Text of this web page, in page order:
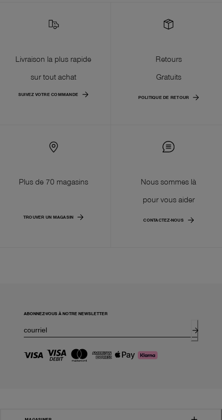
Livraison la plus rapide
sur tout achat
SUIVEZ VOTRE COMMANDE
Retours
Gratuits
POLITIQUE DE RETOUR
Plus de 70 magasins
TROUVER UN MAGASIN
Nous sommes là
pour vous aider
CONTACTEZ-NOUS
ABONNEZ-VOUS À NOTRE NEWSLETTER